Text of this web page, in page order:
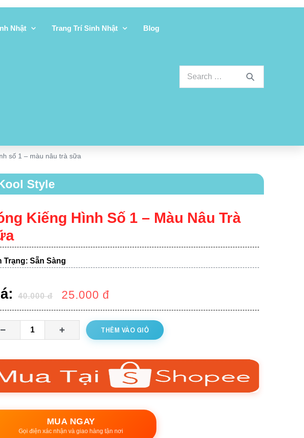
Nhật Trang Trí Sinh Nhật Blog
số 1 – màu nâu trà sữa
Style
Kiếng Hình Số 1 – Màu Nâu Trà
Trạng: Sẵn Sàng
40.000đ 25.000 đ
THÊM VÀO GIỎ
MUA NGAY
Gọi điện xác nhận và giao hàng tận nơi